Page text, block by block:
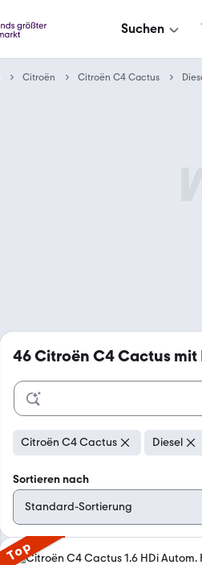
Suchen
Citroën Citroën C4 Cactus
46Citroën C4 Cactus
Citroën C4 Cactus Diesel
Sortieren nach
Top